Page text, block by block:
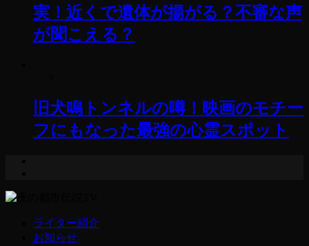
実！近くで遺体が揚がる？不審な声
が聞こえる？
旧犬鳴トンネルの噂！映画のモチー
フにもなった最強の心霊スポット
ライター紹介
お知らせ